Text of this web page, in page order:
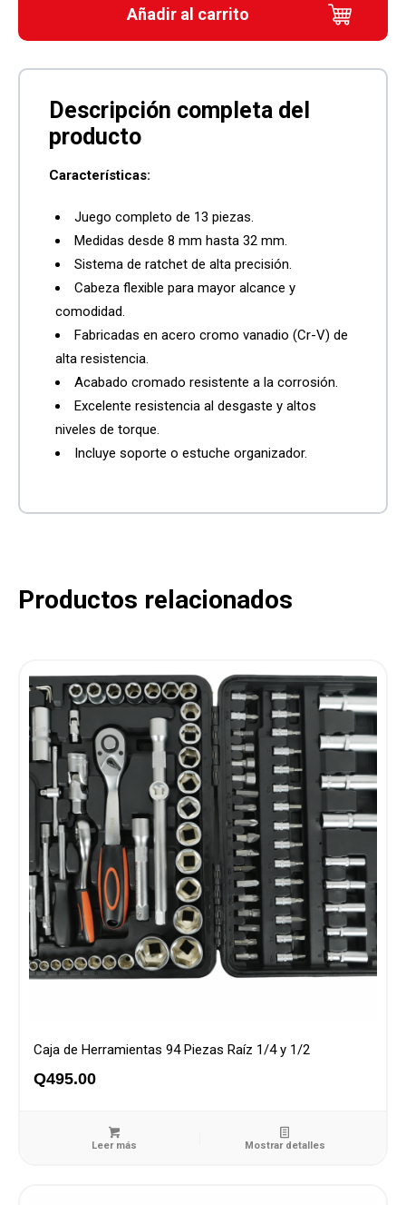
Añadir al carrito
Características:
Juego completo de 13 piezas.
Medidas desde 8 mm hasta 32 mm.
Sistema de ratchet de alta precisión.
Cabeza flexible para mayor alcance y
comodidad.
Fabricadas en acero cromo vanadio (Cr-V) de
alta resistencia.
Acabado cromado resistente a la corrosión.
Excelente resistencia al desgaste y altos
niveles de torque.
Incluye soporte o estuche organizador.
Productos relacionados
Caja de Herramientas 94 Piezas Raíz 1/4 y 1/2
Q495.00
Leer más Mostrar detalles